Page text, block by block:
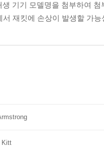
기기 모델명을 첨부하여
서 재킷에 손상이 발생할 가
Kitt